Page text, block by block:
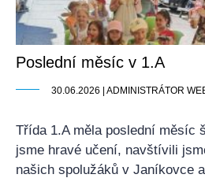
Poslední měsíc v 1.A
30.06.2026 | ADMINISTRÁTOR
Třída 1.A měla poslední měsíc
jsme hravé učení, navštívili
našich spolužáků v Janíkovce